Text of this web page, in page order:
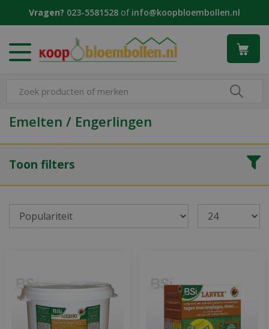
Vragen? 023-5581528 of info@koopbloembollen.nl
Emelten / Engerlingen
Toon filters